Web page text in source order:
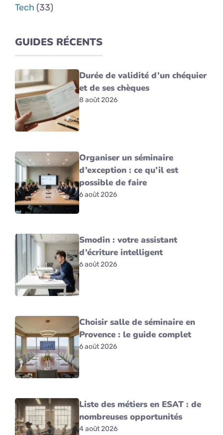
Tech (33)
GUIDES RÉCENTS
Durée de validité d’un chéquier
et de ses chèques
8 août 2026
Organiser un séminaire
d’exception : ce qu’il est
possible de faire
6 août 2026
Smodin : votre assistant
d’écriture intelligent
6 août 2026
Choisir salle de séminaire en
Provence : le guide complet
6 août 2026
Liste des métiers en ESAT : de
nombreuses opportunités
4 août 2026